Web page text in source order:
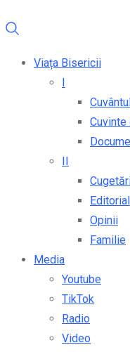
Viața Bisericii
Editorial
Opinii
Familie
Media
Youtube
TikTok
Radio
Video